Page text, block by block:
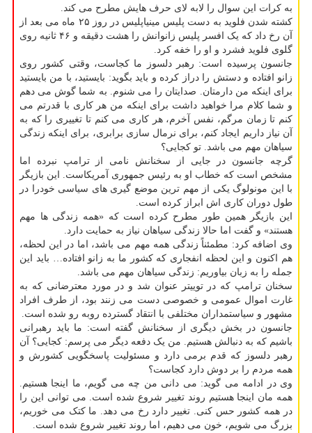
به کرات این سوال را لابه لای حرف هایش مطرح می کند.
کشته شدن فلوید به دست پلیس مینیاپلیس در روز ۲۵ ماه می بعد از
آن رخ داد که یک افسر پلیس زانوانش را هشت دقیقه و ۴۶ ثانیه روی
گلوی فلوید فشرد و او را خفه کرد.
جانسون پرسیده است: رهبر دلسوز ما کجاست، وقتی کشور روی
زانو افتاده و دستش را دراز کرده و باید بگوید: بایستید، با من بایستید
برای اینکه من دارمتان. صدایتان را می شنوم. به شما گوش می دهم
و شما کلام مرا خواهید داشت برای اینکه من هر کاری با قدرتم می
کنم تا زمان مرگم، نفس آخرم، هر کاری می کنم تا تغییری را که به
آن نیاز داریم ایجاد کنم، برای نرمال سازی برابری، برای اینکه زندگی
سیاهان مهم می باشد. تو کجایی؟
گرچه جانسون در جایی از سخنانش نامی از ترامپ نبرده اما
مشخص است که خطاب او به رئیس جمهوری آمریکاست. این بازیگر
با این مونولوگ یکی از مهم ترین موضع گیری های سیاسی خودرا در
طول دوران کاری اش ابراز کرده است.
این بازیگر همین طور مطرح کرده است که «همه زندگی ها مهم
هستند» و گفت اما حالا زندگی سیاهان نیاز به حمایت دارد.
وی اضافه کرد: مطمئناً زندگی همه مهم می باشد، اما در این لحظه،
هم اکنون و این لحظه انفجاری که کشور ما به زانو افتاده… باید این
جمله را به زبان بیاوریم: زندگی سیاهان مهم می باشد.
سخنان ترامپ که در توییتر عنوان شد و در مورد معترضانی که به
غارت اموال عمومی و خصوصی دست می زنند بود، از طرف افراد
مشهور و سیاستمداران مختلفی با انتقاد گسترده روبه رو شده است.
جانسون در بخش دیگری از سخنانش گفته است: ما باید رهبرانی
باشیم که به دنبالش هستیم. من یک دفعه دیگر می پرسم: کجایی؟ آن
رهبر دلسوز که قدم برمی دارد و مسئولیت پاسخگویی کشورش و
همه مردم را بر دوش دارد کجاست؟
وی در ادامه می گوید: می دانی من چه می گویم، ما اینجا هستیم.
همه مان اینجا هستیم روند تغییر شروع شده است. می توانی این را
در همه کشور حس کنی. تغییر دارد رخ می دهد. ما کتک می خوریم،
بزرگ می شویم، خون می دهیم، اما روند تغییر شروع شده است.